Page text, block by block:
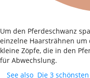
Um den Pferdeschwanz
einzelne Haarsträhnen um
kleine Zöpfe, die in den
für Abwechslung.
See also Die 3